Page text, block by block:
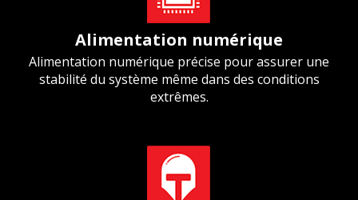
Alimentation numérique
Alimentation numérique précise pour assurer une
stabilité du système même dans des conditions
extrêmes.